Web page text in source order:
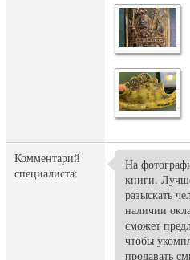
Комментарий
специалиста:
На
книги.
разыскать
наличии
сможет
чтобы
продавать